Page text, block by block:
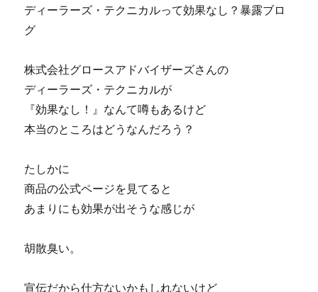
ディーラーズ・テクニカルって効果なし？暴露ブロ
グ
株式会社グロースアドバイザーズさんの
ディーラーズ・テクニカルが
『効果なし！』なんて噂もあるけど
本当のところはどうなんだろう？
たしかに
商品の公式ページを見てると
あまりにも効果が出そうな感じが
胡散臭い。
宣伝だから仕方ないかもしれないけど